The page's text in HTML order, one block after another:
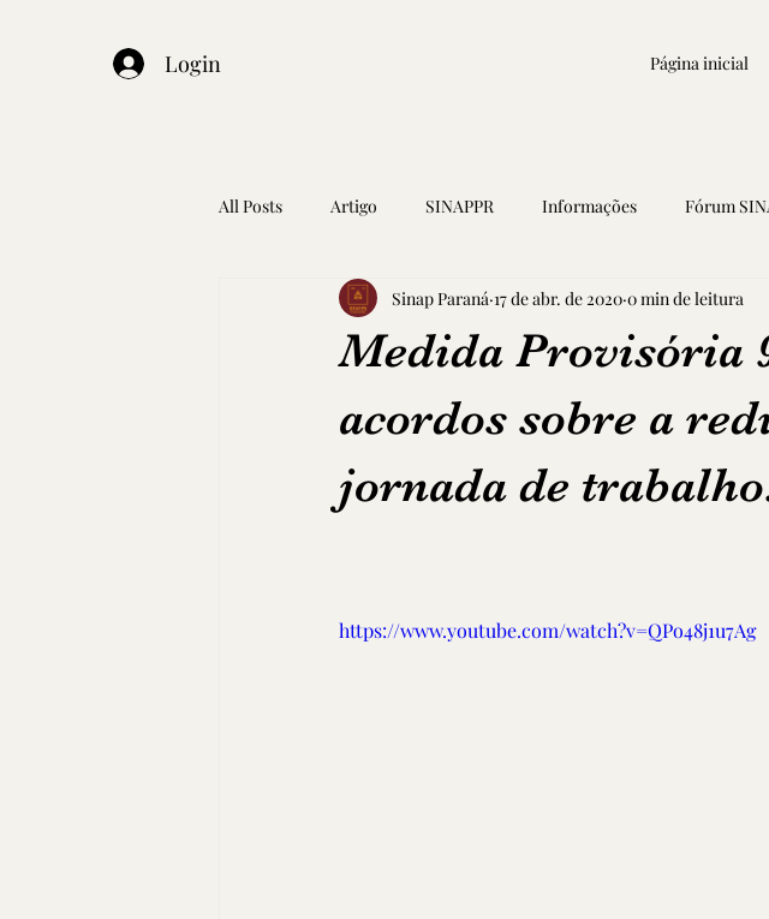
Login Página inicial
All Posts Artigo SINAPPR Informações Fórum
Medida Provisória
acordos sobre a
jornada de
Sinap Paraná 17 de abr. de 2020 0 min de leitura
https://www.youtube.com/watch?v=QPo48j1u7Ag